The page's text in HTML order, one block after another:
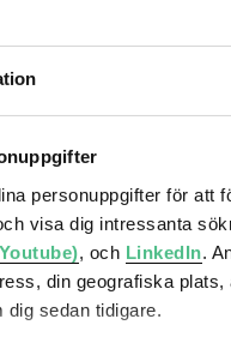
personuppgifter för att
visa dig intressanta
, och LinkedIn.
din geografiska
dig sedan tidigare.
på nedan angivet